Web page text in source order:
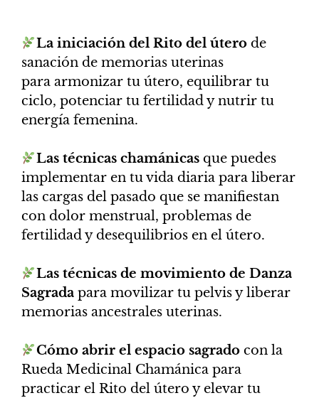
​La iniciación del Rito del úterode
sanación de memorias uterinas
para armonizar tu útero, equilibrar tu
ciclo, potenciar tu fertilidad y nutrir tu
energía femenina.
Las técnicas chamánicasque puedes
implementar en tu vida diaria para liberar
las cargas del pasado que se manifiestan
con dolor menstrual, problemas de
fertilidad y desequilibrios en el útero.
Las técnicas de movimiento de Danza
Sagrada para movilizar tu pelvis y liberar
memorias ancestrales uterinas.
Cómo abrir el espacio sagradocon la
Rueda Medicinal Chamánica para
practicar el Rito del útero y elevar tu